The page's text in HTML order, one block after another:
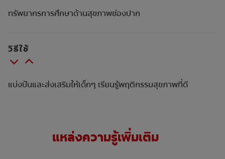
ทรัพยากรการศึกษาด้านสุขภาพช่องปาก
วิธีใช้
แบ่งปันและส่งเสริมให้เด็กๆ เรียนรู้พฤติกรรมสุขภาพที่ดี
แหล่งความรู้เพิ่มเติม